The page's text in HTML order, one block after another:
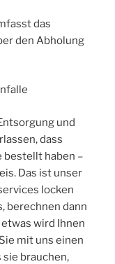
das
den Abholung
und
dass
bestellt haben –
Das ist unser
locken
berechnen dann
wird Ihnen
mit uns einen
sie brauchen,